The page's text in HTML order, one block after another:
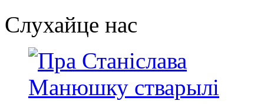
Слухайце нас